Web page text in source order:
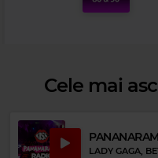
Cele mai
LADY GAGA,